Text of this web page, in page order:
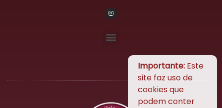
Importante: Este
site faz uso de
cookies que
podem conter